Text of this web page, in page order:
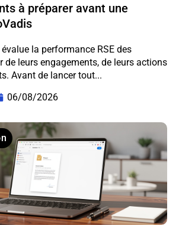
à préparer avant une
la performance RSE des
de leurs engagements, de leurs actions
Avant de lancer tout...
06/08/2026